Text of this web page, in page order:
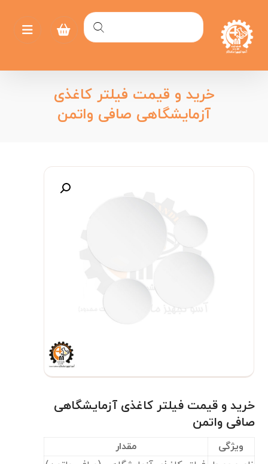
خرید و قیمت فیلتر کاغذی
آزمایشگاهی صافی واتمن
خرید و قیمت فیلتر کاغذی آزمایشگاهی
صافی واتمن
ویژگی
مقدار